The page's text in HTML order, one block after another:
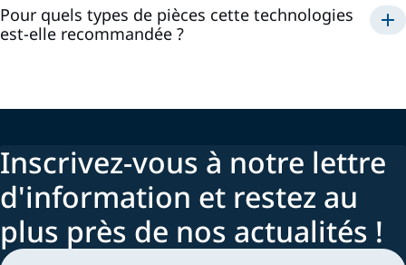
Pour quels types de pièces cette technologies
est-elle recommandée ?
Inscrivez-vous à notre lettre
d'information et restez au
plus près de nos actualités !